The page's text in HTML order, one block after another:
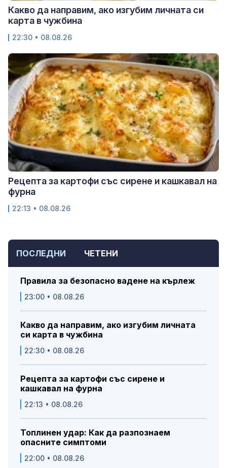
ПОСЛЕДНИ ЧЕТЕНИ
Правила за безопасно вадене на кърлеж
23:00 • 08.08.26
Какво да направим, ако изгубим личната
си карта в чужбина
22:30 • 08.08.26
Рецепта за картофи със сирене и
кашкавал на фурна
22:13 • 08.08.26
Топлинен удар: Как да разпознаем
опасните симптоми
22:00 • 08.08.26
Какво да направим, ако изгубим личната си
карта в чужбина
22:30 • 08.08.26
Рецепта за картофи със сирене и кашкавал на
фурна
22:13 • 08.08.26